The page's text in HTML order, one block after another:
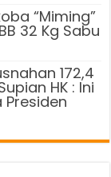
“Miming”
32 Kg Sabu
172,4
HK : Ini